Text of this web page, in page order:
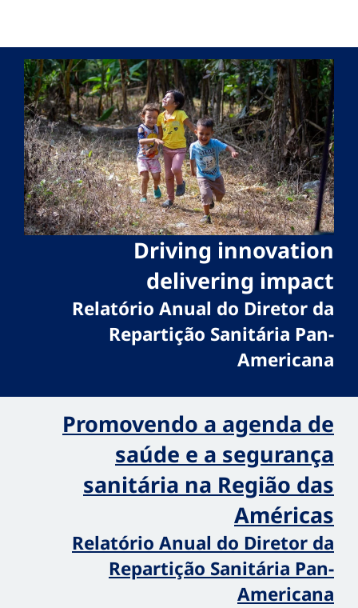
Driving innovation
delivering impact
Relatório Anual do Diretor da
Repartição Sanitária Pan-
Americana
Promovendo a agenda de
saúde e a segurança
sanitária na Região das
Américas
Relatório Anual do Diretor da
Repartição Sanitária Pan-
Americana